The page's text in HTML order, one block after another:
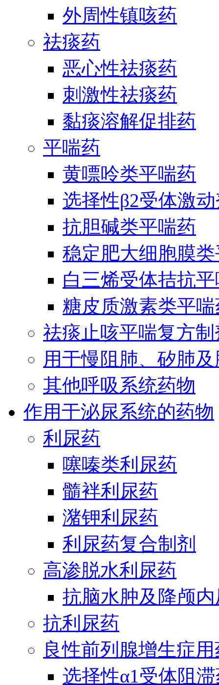
外周性镇咳药
祛痰药
恶心性祛痰药
刺激性祛痰药
黏痰溶解促排药
平喘药
黄嘌呤类平喘药
选择性β2受体激
抗胆碱类平喘药
稳定肥大细胞膜
白三烯受体拮抗
糖皮质激素类平
祛痰止咳平喘复方制
用于慢阻肺、矽肺
其他呼吸系统药物
作用于泌尿系统的药物
利尿药
噻嗪类利尿药
髓袢利尿药
潴钾利尿药
利尿药复合制剂
高渗脱水利尿药
抗脑水肿及降颅
抗利尿药
良性前列腺增生症
选择性α1受体阻